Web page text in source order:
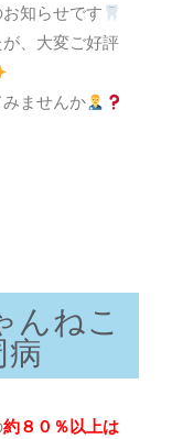
知らせです
、大変ご好評
ませんか
んねこ
約８０％以上は